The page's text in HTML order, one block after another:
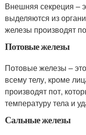
Внешняя секреция –
выделяются из
железы производят
Потовые железы
Потовые железы –
всему телу, кроме
производят пот,
температуру тела и
Сальные железы